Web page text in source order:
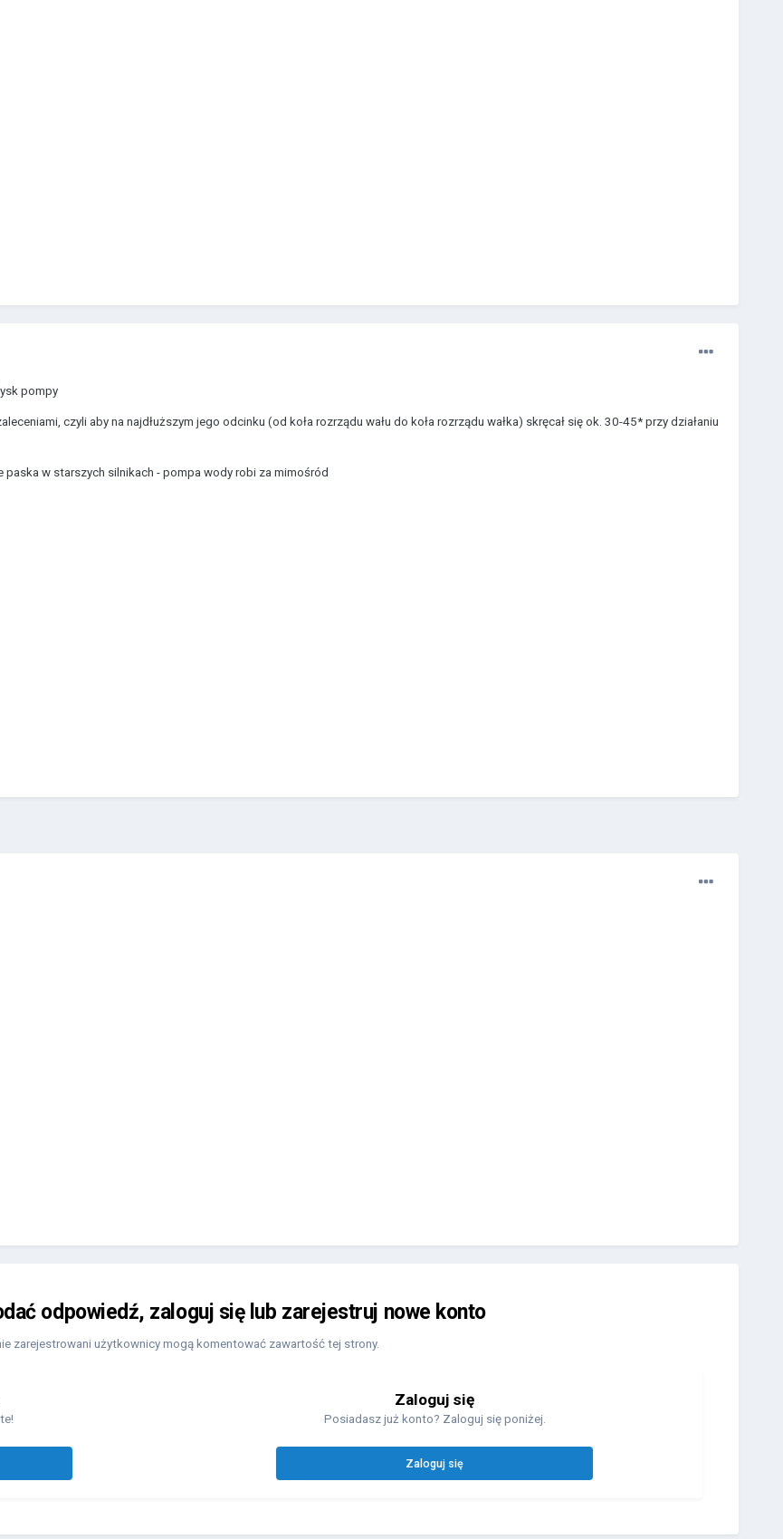
pompy
czyli aby na najdłuższym jego odcinku (od koła rozrządu wału do koła rozrządu wałka) skręcał się ok. 30-45* przy działaniu
paska w starszych silnikach - pompa wody robi za mimośród
odpowiedź, zaloguj się lub zarejestruj nowe konto
zarejestrowani użytkownicy mogą komentować zawartość tej strony.
Zaloguj się
Posiadasz już konto? Zaloguj się poniżej.
Zaloguj się